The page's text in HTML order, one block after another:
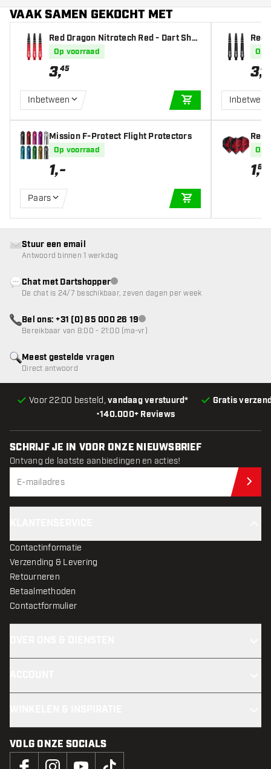
VAAK SAMEN GEKOCHT MET
Red Dragon Nitrotech Red - Dart Shaf
ts
Op voorraad
3,45
Inbetween
IN WINKELWAGEN
Mission F-Protect Flight Protectors
Op voorraad
1,-
Paars
Red
afts
Op
3,45
Inbetween
Red
Op
1,65
•140.000+ Reviews
Voor 22:00 besteld,vandaag verstuurd* Gratis
Meest gestelde vragen
Direct antwoord
Stuur een email
Antwoord binnen 1 werkdag
Chat met Dartshopperklantenservice niet beschikbaar
De chat is 24/7 beschikbaar, zeven dagen per week
Bel ons: +31 (0) 85 000 26 19klantenservice niet beschikbaar
Bereikbaar van 8:00 - 21:00 (ma-vr)
SCHRIJF JE IN VOOR ONZE NIEUWSBRIEF
Ontvang de laatste aanbiedingen en acties!
Contactinformatie
Verzending & Levering
Retourneren
Betaalmethoden
Contactformulier
VOLG ONZE SOCIALS